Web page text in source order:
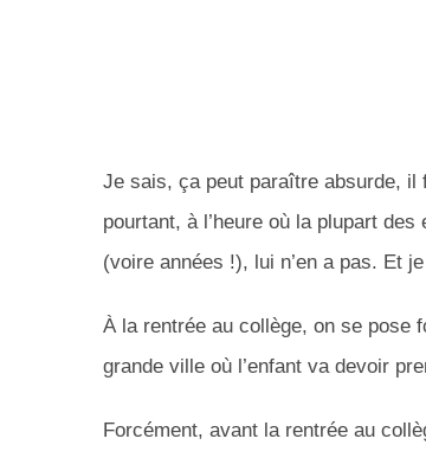
Je sais, ça peut paraître absurde, il
pourtant, à l’heure où la plupart
(voire années !), lui n’en a pas. Et
À la rentrée au collège, on se pose
grande ville où l’enfant va devoir
Forcément, avant la rentrée au